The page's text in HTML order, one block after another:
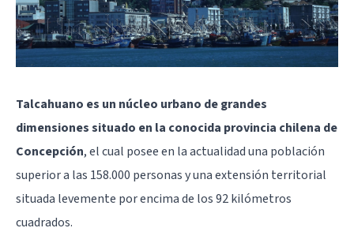
Talcahuano es un núcleo urbano de grandes
dimensiones situado en la conocida provincia chilena de
Concepción, el cual posee en la actualidad una población
superior a las 158.000 personas y una extensión territorial
situada levemente por encima de los 92 kilómetros
cuadrados.